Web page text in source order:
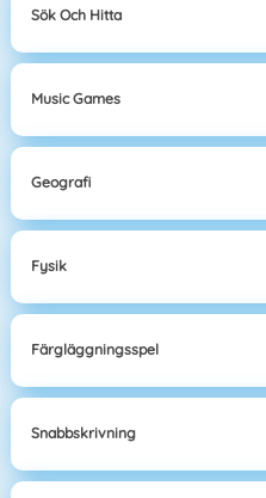
Sök Och Hitta
Music Games
Geografi
Fysik
Färgläggningsspel
Snabbskrivning